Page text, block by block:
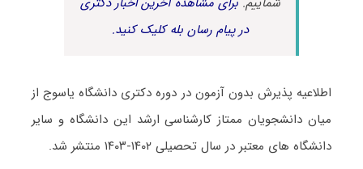
در پیام رسان بله کلیک کنید.
اطلاعیه پذیرش بدون آزمون در دوره دکتری دانشگاه یاسوج از
میان دانشجویان ممتاز کارشناسی ارشد این دانشگاه و سایر
دانشگاه های معتبر در سال تحصیلی ۱۴۰۲-۱۴۰۳ منتشر شد.